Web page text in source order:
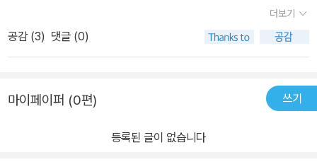
다’는 규칙을 낙인처럼 마음에 새겨넣었을 것이다. 수상한 승합차와
과 이야기하지 마라’는 메시지를 냈다. 이 메시지는 너무나 생생해서
다른 사람을 신뢰하는 세대 전체의 능력을 약화시켰다. 진실은 무엇
일까? 미국 사법부에 따르면 낯선 사람에 의한 유괴는 전체 실종 아
제가 아니었다.이 책은 소통에 대한 이야기였다. 그리고 그 이상의 화
두가 들어 있다.작가의 경험에서 책은 시작한다. 대서양 어느섬에서
시나리오 작가들의 교류행사가 있었다. 행사와 파티를 치르고 저녁에
한 필연을 마주하게 된다.우연히 마주친 낯선이에게서 한평생 한번도
것이다.그후 작가는 낯선이에 대한 생각과 왜 우리는 낯선이에게 쉽
더보기
공감 (3) 댓글 (0)
마이페이퍼 (0편) 쓰기
등록된 글이 없습니다